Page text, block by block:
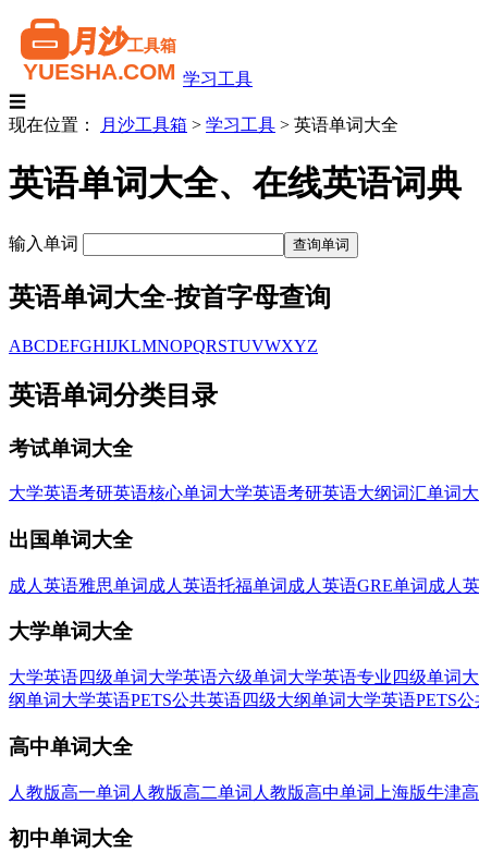
学习工具
☰
现在位置：
月沙工具箱 > 学习工具 > 英语单词大全
英语单词大全、在线英语词典
输入单词
英语单词大全-按首字母查询
ABCDEFGHIJKLMNOPQRSTUVWXYZ
英语单词分类目录
考试单词大全
大学英语考研英语核心单词大学英语考研英语大纲词汇单词
出国单词大全
成人英语雅思单词 成人英语托福单词 成人英语GRE单词 成人
大学单词大全
大学英语四级单词大学英语六级单词大学英语专业四级单词
纲单词大学英语PETS公共英语四级大纲单词大学英语PETS
高中单词大全
人教版高一单词 人教版高二单词 人教版高中单词 上海版牛津
初中单词大全